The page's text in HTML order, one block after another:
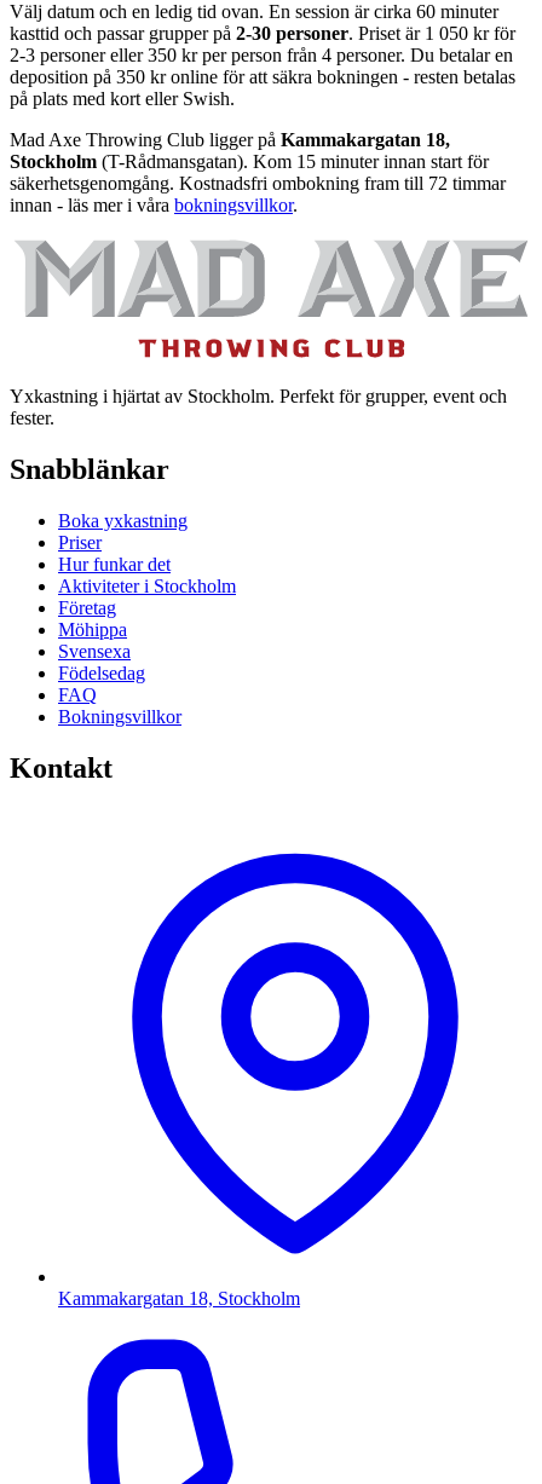
Välj datum och en ledig tid ovan. En session är cirka 60 minuter
kasttid och passar grupper på 2-30 personer. Priset är 1 050 kr för
2-3 personer eller 350 kr per person från 4 personer. Du betalar en
deposition på 350 kr online för att säkra bokningen - resten betalas
på plats med kort eller Swish.
Mad Axe Throwing Club ligger på Kammakargatan 18,
Stockholm (T-Rådmansgatan). Kom 15 minuter innan start för
säkerhetsgenomgång. Kostnadsfri ombokning fram till 72 timmar
innan - läs mer i våra bokningsvillkor.
Yxkastning i hjärtat av Stockholm. Perfekt för grupper, event och
fester.
Snabblänkar
Boka yxkastning
Priser
Hur funkar det
Aktiviteter i Stockholm
Företag
Möhippa
Svensexa
Födelsedag
FAQ
Bokningsvillkor
Kontakt
Kammakargatan 18, Stockholm